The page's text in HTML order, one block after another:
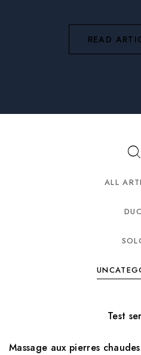
READ
ALL
Test
Massage aux pierres